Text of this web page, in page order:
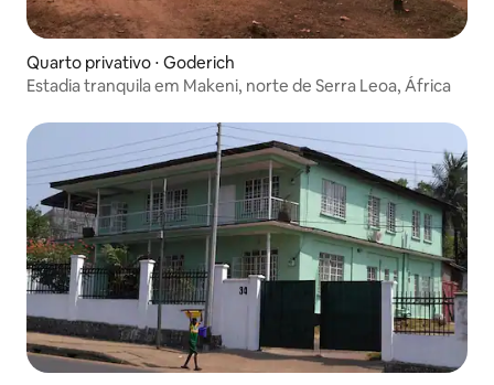
Quarto privativo ⋅ Goderich
Estadia tranquila em Makeni, norte de Serra Leoa, África